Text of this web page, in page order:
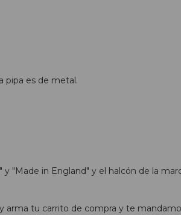
pipa es de metal.
"Made in England" y el halcón de la
arma tu carrito de compra y te